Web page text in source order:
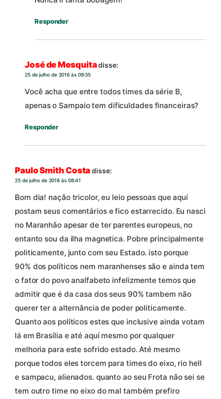
Responder
José de Mesquitadisse:
25 de julho de 2016 às 09:35
Você acha que entre todos times da série B,
apenas o Sampaio tem dificuldades financeiras?
Responder
Paulo Smith Costadisse:
25 de julho de 2016 às 08:41
Bom dia! nação tricolor, eu leio pessoas que aquí
postam seus comentários e fico estarrecido. Eu nasci
no Maranhão apesar de ter parentes europeus, no
entanto sou da ilha magnetica. Pobre principalmente
politicamente, junto com seu Estado. isto porque
90% dos políticos nem maranhenses são e ainda tem
o fator do povo analfabeto infelizmente temos que
admitir que é da casa dos seus 90% tambem não
querer ter a alternância de poder politicamente.
Quanto aos políticos estes que inclusive ainda votam
lá em Brasília e até aquí mesmo por qualquer
melhoria para este sofrido estado. Até mesmo
porque todos eles torcem para times do eixo, rio hell
e sampacu, alienados. quanto ao seu Frota não sei se
tem outro time no eixo do mal também prefiro